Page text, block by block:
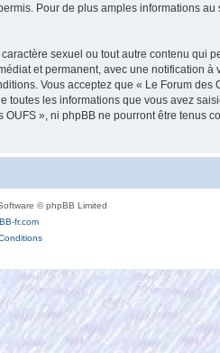
Pour de plus amples informations
sexuel ou tout autre contenu qui
et permanent, avec une notification à
Vous acceptez que « Le Forum
les informations que vous avez
», ni phpBB ne pourront être tenus
© phpBB Limited
fr.com